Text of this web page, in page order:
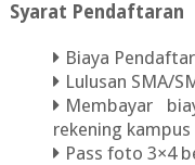
Syarat Pendaftaran
Biaya
Lulusan SMA/
Membayar
rekening kampus
Pass foto 3×4